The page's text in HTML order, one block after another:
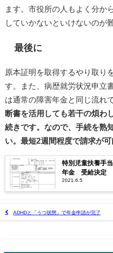
ます。市役所の人もよく分か
していかないといけないのが
最後に
原本証明を取得するやり取り
す。また、病歴就労状況申立
は通常の障害年金と同じ流れ
断書を活用しても若干の煩わ
続きです。なので、手続を熟
い。最短2週間程度で請求が可
特別児童扶養手
年金 受給決定
2021.6.5
ADHDと「うつ状態」で年金申請が完了